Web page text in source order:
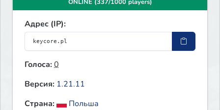
ONLINE (337/1000 players)
Адрес (IP):
Голоса:0
Версия: 1.21.11
Страна:
Польша